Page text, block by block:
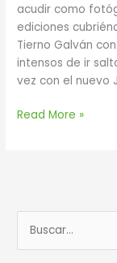
acudir como
ediciones
Tierno Galván
intensos de ir
vez con el nuevo
Read More »
u